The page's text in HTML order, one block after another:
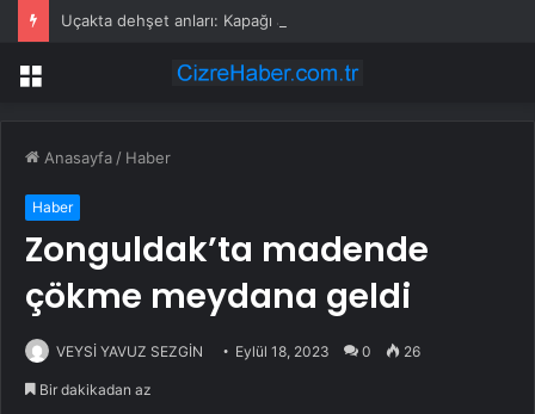
Menü
Anasayfa / Haber
Haber
Zonguldak’ta madende
çökme meydana geldi
VEYSİ YAVUZ SEZGİN Eylül 18, 2023 0 26
Bir dakikadan az